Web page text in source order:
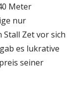
Meter
nur
Zet vor sich
es lukrative
seiner